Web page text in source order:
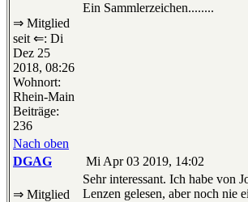
⇒ Mitglied
seit ⇐: Di
Dez 25
2018, 08:26
Wohnort:
Rhein-Main
Beiträge:
236
Ein Sammlerzeichen........
Nach oben
DGAG
Mi Apr 03 2019, 14:02
⇒ Mitglied
Sehr interessant. Ich habe von
Lenzen gelesen, aber noch nie